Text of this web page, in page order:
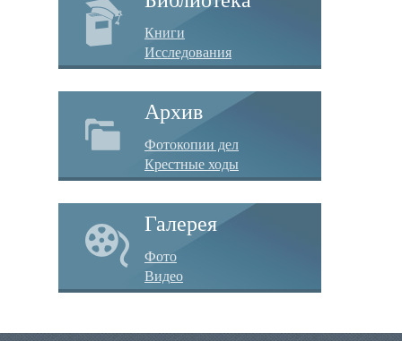
Книги
Исследования
Архив
Фотокопии дел
Крестные ходы
Галерея
Фото
Видео